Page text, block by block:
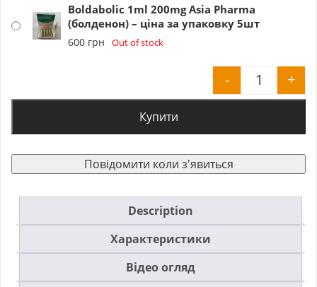
Boldabolic 1ml 200mg Asia Pharma
(болденон) – ціна за упаковку 5шт
600 грн Out of stock
- +
Купити
Повідомити коли з'явиться
Description
Характеристики
Відео огляд